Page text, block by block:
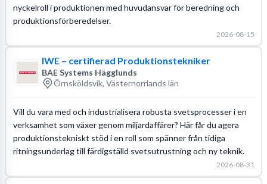
nyckelroll i produktionen med huvudansvar för beredning och
produktionsförberedelser.
2026-08-15
IWE – certifierad Produktionstekniker
BAE Systems Hägglunds
Örnsköldsvik, Västernorrlands län
Vill du vara med och industrialisera robusta svetsprocesser i en
verksamhet som växer genom miljardaffärer? Här får du agera
produktionstekniskt stöd i en roll som spänner från tidiga
ritningsunderlag till färdigställd svetsutrustning och ny teknik.
2026-08-31